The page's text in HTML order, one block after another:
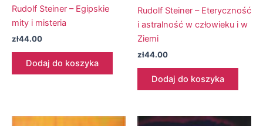
Rudolf Steiner – Egipskie
mity i misteria
zł44.00
Dodaj do koszyka
Rudolf Steiner – Eteryczność
i astralność w człowieku i w
Ziemi
zł44.00
Dodaj do koszyka